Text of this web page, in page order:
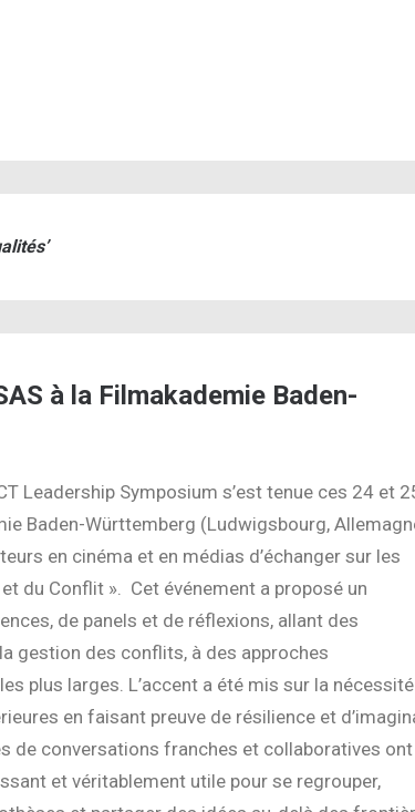
’
à la Filmakademie Baden-
Leadership Symposium s’est tenue ces 24 et
Baden-Württemberg (Ludwigsbourg,
en cinéma et en médias d’échanger sur les
du Conflit ». Cet événement a proposé un
de panels et de réflexions, allant des
gestion des conflits, à des approches
plus larges. L’accent a été mis sur la
en faisant preuve de résilience et
de conversations franches et collaboratives
et véritablement utile pour se regrouper,